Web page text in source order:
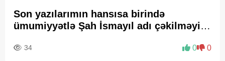
Son yazılarımın hansısa birində
ümumiyyətlə Şah İsmayıl adı çəkilməyib
34 0 0